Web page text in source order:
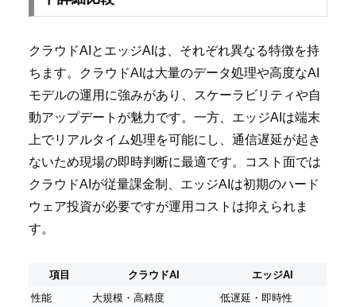
クラウドAIとエッジAIは、それぞれ異なる特徴を持
ちます。クラウドAIは大量のデータ処理や高度なAI
モデルの運用に強みがあり、スケーラビリティや自
動アップデートが魅力です。一方、エッジAIは端末
上でリアルタイム処理を可能にし、通信遅延が起き
ないため現場の即時判断に最適です。コスト面では
クラウドAIが従量課金制、エッジAIは初期のハード
ウェア投資が必要ですが運用コストは抑えられま
す。
項目 クラウドAI
エッジAI
性能
大規模・高精度 低遅延・即時性